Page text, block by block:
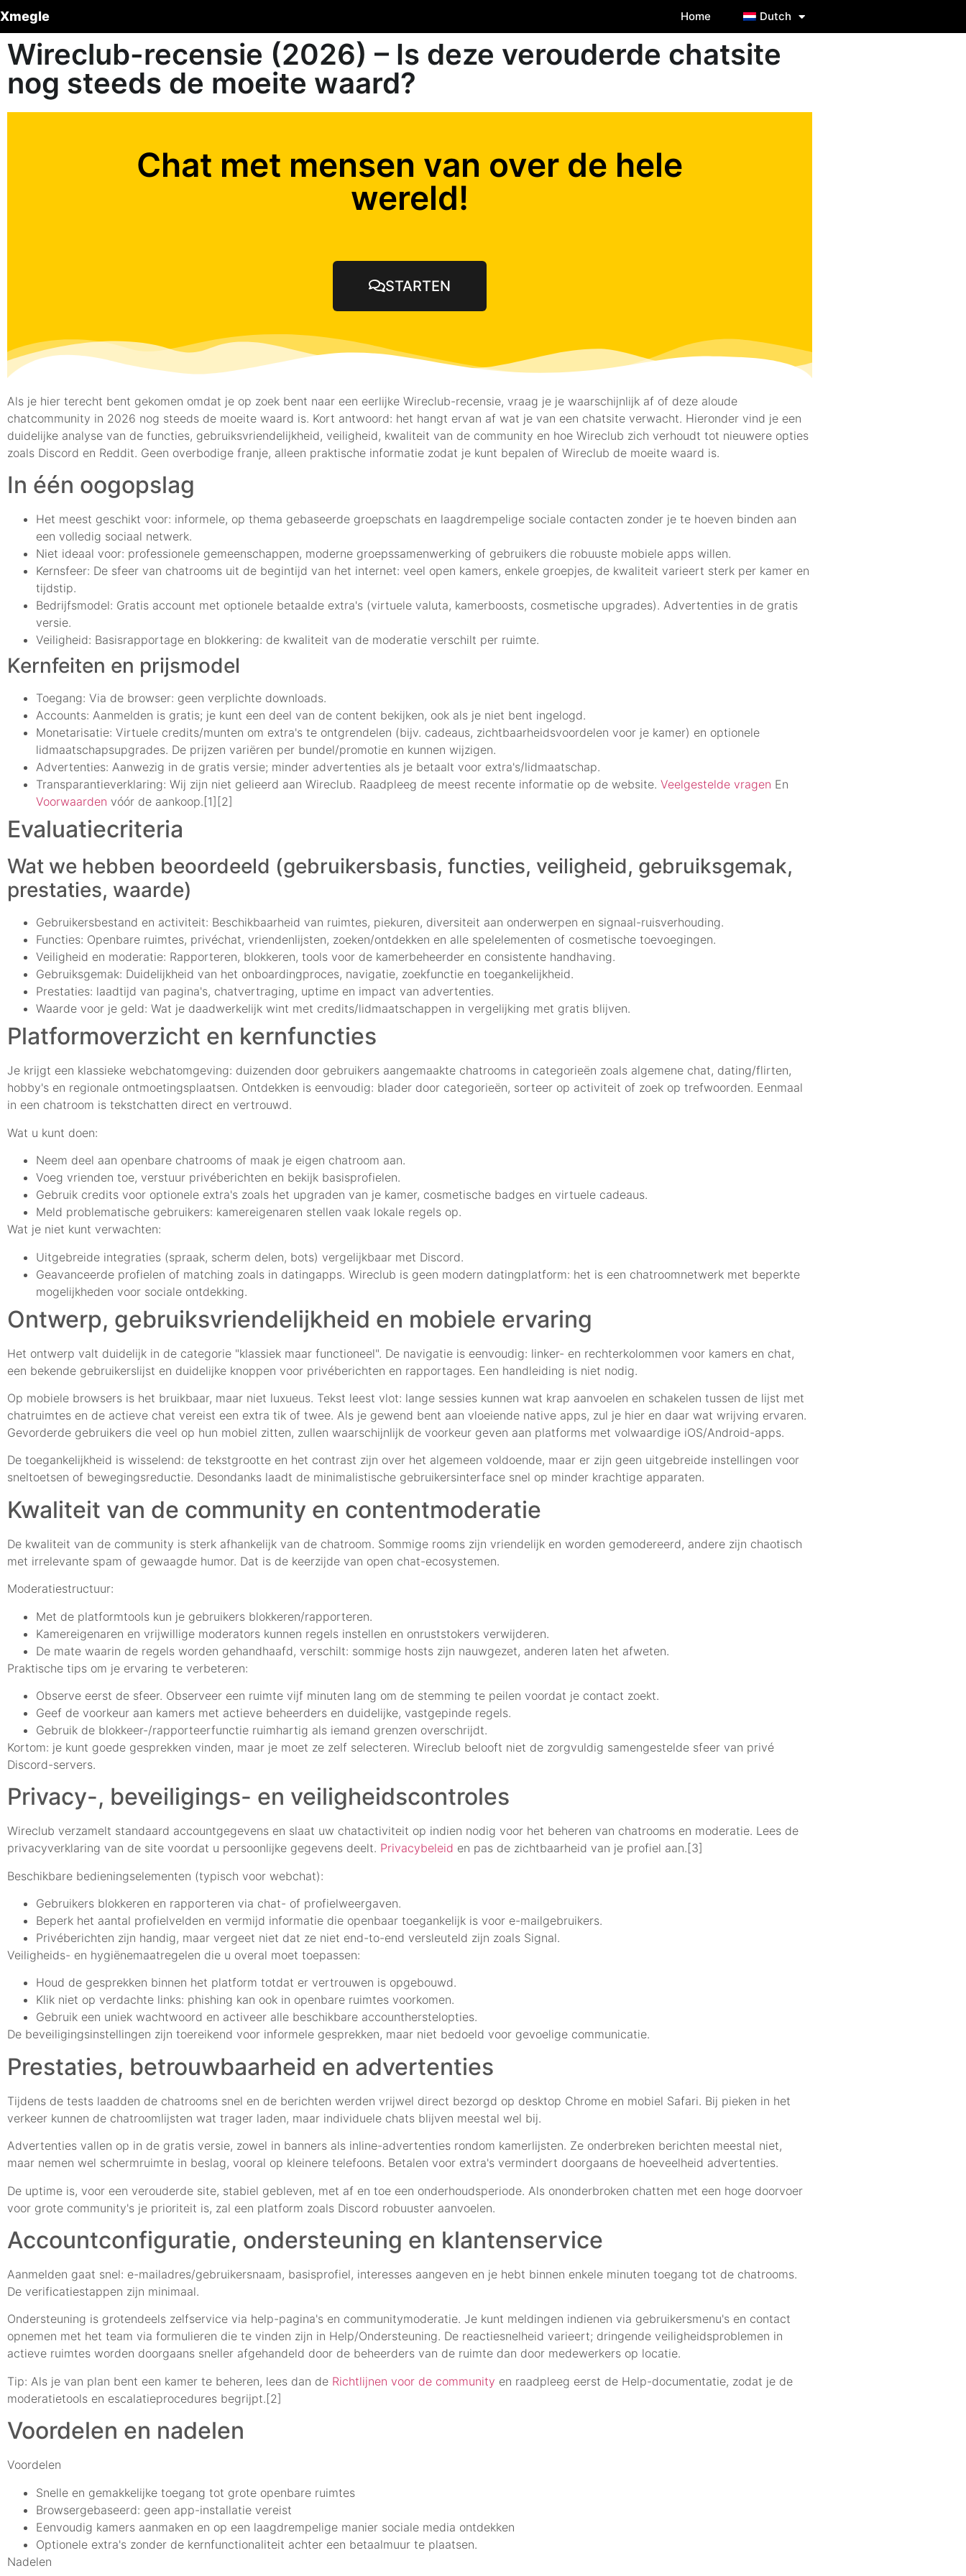
Xmegle Home Dutch
Wireclub-recensie (2026) – Is deze verouderde chatsite
nog steeds de moeite waard?
Chat met mensen van over de hele
wereld!
STARTEN
Als je hier terecht bent gekomen omdat je op zoek bent naar een eerlijke Wireclub-recensie, vraag je je waarschijnlijk af of deze aloude
chatcommunity in 2026 nog steeds de moeite waard is. Kort antwoord: het hangt ervan af wat je van een chatsite verwacht. Hieronder vind je een
duidelijke analyse van de functies, gebruiksvriendelijkheid, veiligheid, kwaliteit van de community en hoe Wireclub zich verhoudt tot nieuwere opties
zoals Discord en Reddit. Geen overbodige franje, alleen praktische informatie zodat je kunt bepalen of Wireclub de moeite waard is.
In één oogopslag
Het meest geschikt voor: informele, op thema gebaseerde groepschats en laagdrempelige sociale contacten zonder je te hoeven binden aan
een volledig sociaal netwerk.
Niet ideaal voor: professionele gemeenschappen, moderne groepssamenwerking of gebruikers die robuuste mobiele apps willen.
Kernsfeer: De sfeer van chatrooms uit de begintijd van het internet: veel open kamers, enkele groepjes, de kwaliteit varieert sterk per kamer en
tijdstip.
Bedrijfsmodel: Gratis account met optionele betaalde extra's (virtuele valuta, kamerboosts, cosmetische upgrades). Advertenties in de gratis
versie.
Veiligheid: Basisrapportage en blokkering: de kwaliteit van de moderatie verschilt per ruimte.
Kernfeiten en prijsmodel
Toegang: Via de browser: geen verplichte downloads.
Accounts: Aanmelden is gratis; je kunt een deel van de content bekijken, ook als je niet bent ingelogd.
Monetarisatie: Virtuele credits/munten om extra's te ontgrendelen (bijv. cadeaus, zichtbaarheidsvoordelen voor je kamer) en optionele
lidmaatschapsupgrades. De prijzen variëren per bundel/promotie en kunnen wijzigen.
Advertenties: Aanwezig in de gratis versie; minder advertenties als je betaalt voor extra's/lidmaatschap.
Transparantieverklaring: Wij zijn niet gelieerd aan Wireclub. Raadpleeg de meest recente informatie op de website. Veelgestelde vragen En
Voorwaarden vóór de aankoop.[1][2]
Evaluatiecriteria
Wat we hebben beoordeeld (gebruikersbasis, functies, veiligheid, gebruiksgemak,
prestaties, waarde)
Gebruikersbestand en activiteit: Beschikbaarheid van ruimtes, piekuren, diversiteit aan onderwerpen en signaal-ruisverhouding.
Functies: Openbare ruimtes, privéchat, vriendenlijsten, zoeken/ontdekken en alle spelelementen of cosmetische toevoegingen.
Veiligheid en moderatie: Rapporteren, blokkeren, tools voor de kamerbeheerder en consistente handhaving.
Gebruiksgemak: Duidelijkheid van het onboardingproces, navigatie, zoekfunctie en toegankelijkheid.
Prestaties: laadtijd van pagina's, chatvertraging, uptime en impact van advertenties.
Waarde voor je geld: Wat je daadwerkelijk wint met credits/lidmaatschappen in vergelijking met gratis blijven.
Platformoverzicht en kernfuncties
Je krijgt een klassieke webchatomgeving: duizenden door gebruikers aangemaakte chatrooms in categorieën zoals algemene chat, dating/flirten,
hobby's en regionale ontmoetingsplaatsen. Ontdekken is eenvoudig: blader door categorieën, sorteer op activiteit of zoek op trefwoorden. Eenmaal
in een chatroom is tekstchatten direct en vertrouwd.
Wat u kunt doen:
Neem deel aan openbare chatrooms of maak je eigen chatroom aan.
Voeg vrienden toe, verstuur privéberichten en bekijk basisprofielen.
Gebruik credits voor optionele extra's zoals het upgraden van je kamer, cosmetische badges en virtuele cadeaus.
Meld problematische gebruikers: kamereigenaren stellen vaak lokale regels op.
Wat je niet kunt verwachten:
Uitgebreide integraties (spraak, scherm delen, bots) vergelijkbaar met Discord.
Geavanceerde profielen of matching zoals in datingapps. Wireclub is geen modern datingplatform: het is een chatroomnetwerk met beperkte
mogelijkheden voor sociale ontdekking.
Ontwerp, gebruiksvriendelijkheid en mobiele ervaring
Het ontwerp valt duidelijk in de categorie "klassiek maar functioneel". De navigatie is eenvoudig: linker- en rechterkolommen voor kamers en chat,
een bekende gebruikerslijst en duidelijke knoppen voor privéberichten en rapportages. Een handleiding is niet nodig.
Op mobiele browsers is het bruikbaar, maar niet luxueus. Tekst leest vlot: lange sessies kunnen wat krap aanvoelen en schakelen tussen de lijst met
chatruimtes en de actieve chat vereist een extra tik of twee. Als je gewend bent aan vloeiende native apps, zul je hier en daar wat wrijving ervaren.
Gevorderde gebruikers die veel op hun mobiel zitten, zullen waarschijnlijk de voorkeur geven aan platforms met volwaardige iOS/Android-apps.
De toegankelijkheid is wisselend: de tekstgrootte en het contrast zijn over het algemeen voldoende, maar er zijn geen uitgebreide instellingen voor
sneltoetsen of bewegingsreductie. Desondanks laadt de minimalistische gebruikersinterface snel op minder krachtige apparaten.
Kwaliteit van de community en contentmoderatie
De kwaliteit van de community is sterk afhankelijk van de chatroom. Sommige rooms zijn vriendelijk en worden gemodereerd, andere zijn chaotisch
met irrelevante spam of gewaagde humor. Dat is de keerzijde van open chat-ecosystemen.
Moderatiestructuur:
Met de platformtools kun je gebruikers blokkeren/rapporteren.
Kamereigenaren en vrijwillige moderators kunnen regels instellen en onruststokers verwijderen.
De mate waarin de regels worden gehandhaafd, verschilt: sommige hosts zijn nauwgezet, anderen laten het afweten.
Praktische tips om je ervaring te verbeteren:
Observe eerst de sfeer. Observeer een ruimte vijf minuten lang om de stemming te peilen voordat je contact zoekt.
Geef de voorkeur aan kamers met actieve beheerders en duidelijke, vastgepinde regels.
Gebruik de blokkeer-/rapporteerfunctie ruimhartig als iemand grenzen overschrijdt.
Kortom: je kunt goede gesprekken vinden, maar je moet ze zelf selecteren. Wireclub belooft niet de zorgvuldig samengestelde sfeer van privé
Discord-servers.
Privacy-, beveiligings- en veiligheidscontroles
Wireclub verzamelt standaard accountgegevens en slaat uw chatactiviteit op indien nodig voor het beheren van chatrooms en moderatie. Lees de
privacyverklaring van de site voordat u persoonlijke gegevens deelt. Privacybeleid en pas de zichtbaarheid van je profiel aan.[3]
Beschikbare bedieningselementen (typisch voor webchat):
Gebruikers blokkeren en rapporteren via chat- of profielweergaven.
Beperk het aantal profielvelden en vermijd informatie die openbaar toegankelijk is voor e-mailgebruikers.
Privéberichten zijn handig, maar vergeet niet dat ze niet end-to-end versleuteld zijn zoals Signal.
Veiligheids- en hygiënemaatregelen die u overal moet toepassen:
Houd de gesprekken binnen het platform totdat er vertrouwen is opgebouwd.
Klik niet op verdachte links: phishing kan ook in openbare ruimtes voorkomen.
Gebruik een uniek wachtwoord en activeer alle beschikbare accountherstelopties.
De beveiligingsinstellingen zijn toereikend voor informele gesprekken, maar niet bedoeld voor gevoelige communicatie.
Prestaties, betrouwbaarheid en advertenties
Tijdens de tests laadden de chatrooms snel en de berichten werden vrijwel direct bezorgd op desktop Chrome en mobiel Safari. Bij pieken in het
verkeer kunnen de chatroomlijsten wat trager laden, maar individuele chats blijven meestal wel bij.
Advertenties vallen op in de gratis versie, zowel in banners als inline-advertenties rondom kamerlijsten. Ze onderbreken berichten meestal niet,
maar nemen wel schermruimte in beslag, vooral op kleinere telefoons. Betalen voor extra's vermindert doorgaans de hoeveelheid advertenties.
De uptime is, voor een verouderde site, stabiel gebleven, met af en toe een onderhoudsperiode. Als ononderbroken chatten met een hoge doorvoer
voor grote community's je prioriteit is, zal een platform zoals Discord robuuster aanvoelen.
Accountconfiguratie, ondersteuning en klantenservice
Aanmelden gaat snel: e-mailadres/gebruikersnaam, basisprofiel, interesses aangeven en je hebt binnen enkele minuten toegang tot de chatrooms.
De verificatiestappen zijn minimaal.
Ondersteuning is grotendeels zelfservice via help-pagina's en communitymoderatie. Je kunt meldingen indienen via gebruikersmenu's en contact
opnemen met het team via formulieren die te vinden zijn in Help/Ondersteuning. De reactiesnelheid varieert; dringende veiligheidsproblemen in
actieve ruimtes worden doorgaans sneller afgehandeld door de beheerders van de ruimte dan door medewerkers op locatie.
Tip: Als je van plan bent een kamer te beheren, lees dan de Richtlijnen voor de community en raadpleeg eerst de Help-documentatie, zodat je de
moderatietools en escalatieprocedures begrijpt.[2]
Voordelen en nadelen
Voordelen
Snelle en gemakkelijke toegang tot grote openbare ruimtes
Browsergebaseerd: geen app-installatie vereist
Eenvoudig kamers aanmaken en op een laagdrempelige manier sociale media ontdekken
Optionele extra's zonder de kernfunctionaliteit achter een betaalmuur te plaatsen.
Nadelen